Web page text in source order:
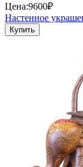
Цена:9600₽
Настенное
Купить